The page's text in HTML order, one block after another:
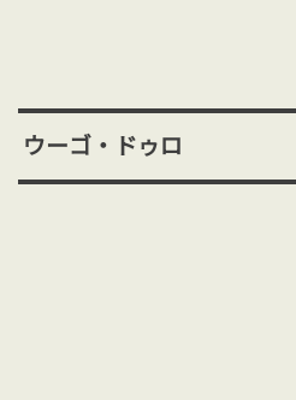
ウーゴ・ドゥロ